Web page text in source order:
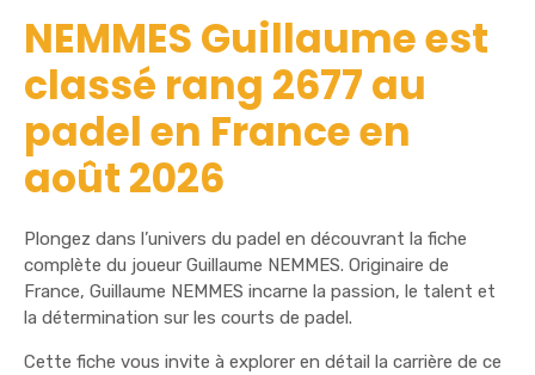
NEMMES Guillaume est
classé rang 2677 au
padel en France en
août 2026
Plongez dans l’univers du padel en découvrant la fiche
complète du joueur Guillaume NEMMES. Originaire de
France, Guillaume NEMMES incarne la passion, le talent et
la détermination sur les courts de padel.
Cette fiche vous invite à explorer en détail la carrière de ce